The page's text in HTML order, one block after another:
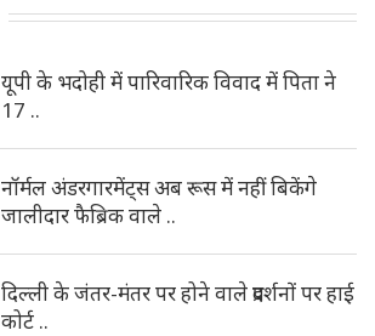
यूपी के भदोही में पारिवारिक विवाद में पिता ने
17 ..
नॉर्मल अंडरगारमेंट्स अब रूस में नहीं बिकेंगे
जालीदार फैब्रिक वाले ..
दिल्ली के जंतर-मंतर पर होने वाले प्रदर्शनों पर हाई
कोर्ट ..